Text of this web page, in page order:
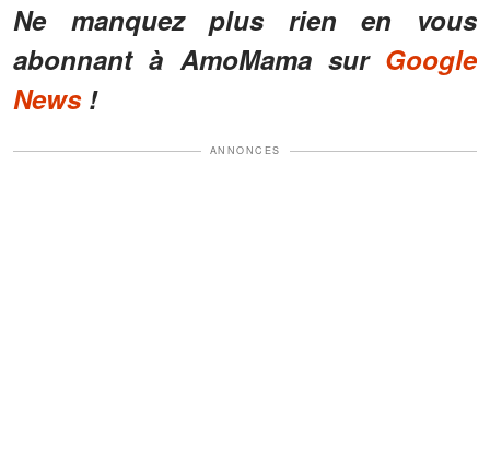
Ne manquez plus rien en vous
abonnant à AmoMama sur Google
News!
ANNONCES